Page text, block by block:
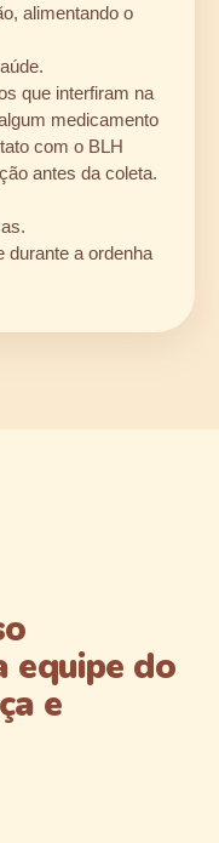
alimentando o
que interfiram na
medicamento
com o BLH
antes da coleta.
durante a ordenha
equipe do
e